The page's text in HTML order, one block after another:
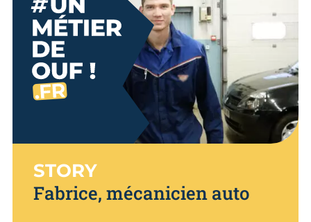
STORY
Fabrice, mécanicien auto